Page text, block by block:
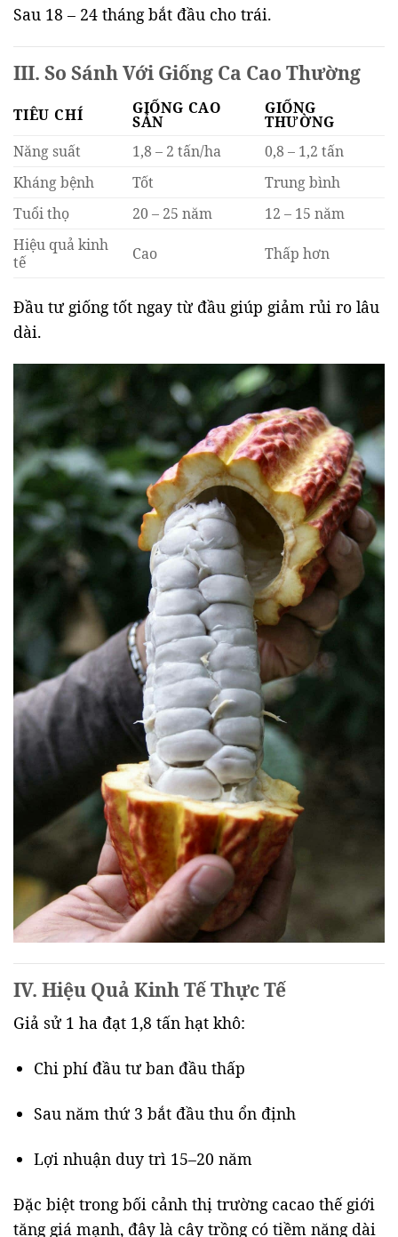
Sau 18 – 24 tháng bắt đầu cho trái.
III. So Sánh Với Giống Ca Cao Thường
TIÊU CHÍ GIỐNG CAO
SẢN
GIỐNG
THƯỜNG
Năng suất
1,8 – 2 tấn/ha
0,8 – 1,2 tấn
Kháng bệnh
Tốt
Trung bình
Tuổi thọ
20 – 25 năm
12 – 15 năm
Hiệu quả kinh
tế
Cao Thấp hơn
Đầu tư giống tốt ngay từ đầu giúp giảm rủi ro lâu
dài.
IV. Hiệu Quả Kinh Tế Thực Tế
Giả sử 1 ha đạt 1,8 tấn hạt khô:
Chi phí đầu tư ban đầu thấp
Sau năm thứ 3 bắt đầu thu ổn định
Lợi nhuận duy trì 15–20 năm
Đặc biệt trong bối cảnh thị trường cacao thế giới
tăng giá mạnh, đây là cây trồng có tiềm năng dài